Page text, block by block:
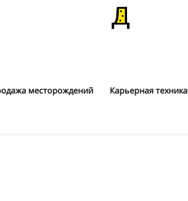
месторождений Карьерная техника